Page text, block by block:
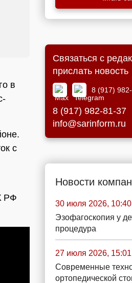
в
с
РФ
Связаться с
прислать новость
8 (917)
8 (917) 982-81-37
info@sarinform.ru
Новости
30 июля 2026, 10:40
Эзофагоскопия у
процедура
27 июля 2026, 15:01
Современные
ортопедической